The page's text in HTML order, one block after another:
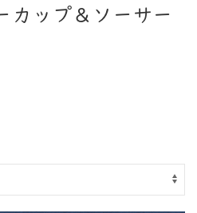
カップ＆ソーサー